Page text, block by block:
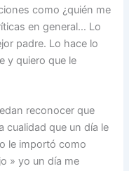
como ¿quién me
en general… Lo
padre. Lo hace lo
y quiero que le
reconocer que
cualidad que un día le
le importó como
» yo un día me